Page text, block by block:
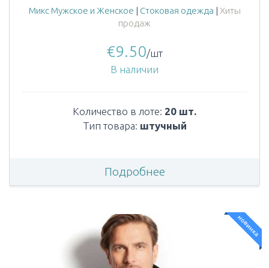
Микс Мужское и Женское | Стоковая одежда | Хиты
продаж
€9.50/шт
В наличии
Количество в лоте: 20 шт.
Тип товара: штучный
Подробнее
новинка